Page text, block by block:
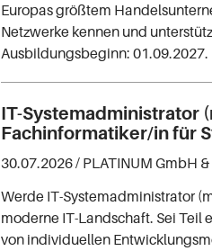
Europas größtem
Netzwerke kennen und
Ausbildungsbeginn: 01.09.2027.
IT-Systemadministrator
Fachinformatiker/in für
30.07.2026 / PLATINUM GmbH &
Werde IT-Systemadministrator
moderne IT-Landschaft. Sei Teil
von individuellen